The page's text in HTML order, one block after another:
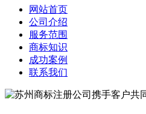
网站首页
公司介绍
服务范围
商标知识
成功案例
联系我们